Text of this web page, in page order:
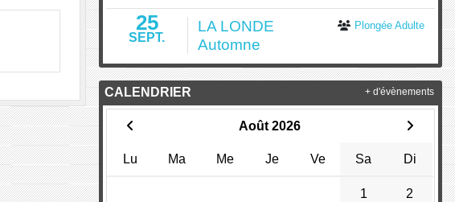
25
SEPT.
Plongée Adulte
LA LONDE
Automne
CALENDRIER
Août 2026
Lu Ma Me Je Ve Sa Di
1 2
+ d'évènements